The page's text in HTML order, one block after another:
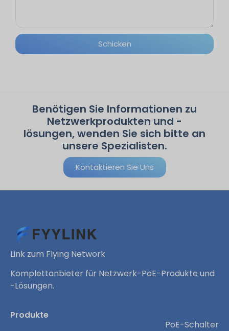
Schicken
Benötigen Sie Informationen zu
Netzwerkprodukten und -
lösungen, wenden Sie sich bitte an
unsere Spezialisten.
Kontaktieren Sie Uns
Link zum Flying Network
Komplettanbieter für Netzwerk-PoE-Produkte und
-Lösungen.
Produkte
PoE-Schalter